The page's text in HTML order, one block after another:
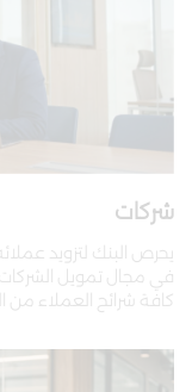
شركات
يحرص البنك لتزويد
في مجال تمويل
كافة شرائح العملاء من